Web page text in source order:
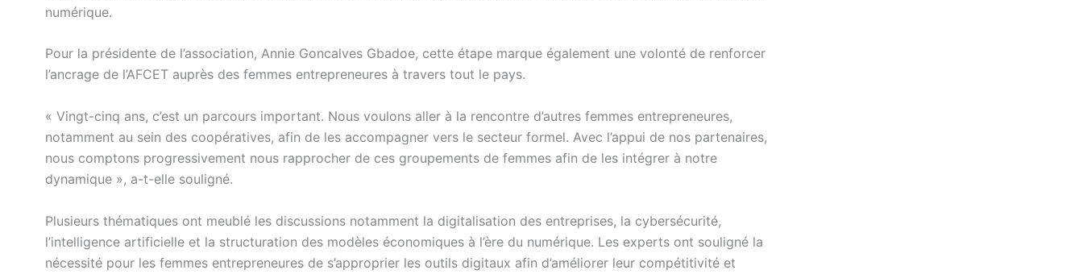
numérique.
Pour la présidente de l’association, Annie Goncalves Gbadoe, cette étape marque également une volonté de renforcer
l’ancrage de l’AFCET auprès des femmes entrepreneures à travers tout le pays.
« Vingt-cinq ans, c’est un parcours important. Nous voulons aller à la rencontre d’autres femmes entrepreneures,
notamment au sein des coopératives, afin de les accompagner vers le secteur formel. Avec l’appui de nos partenaires,
nous comptons progressivement nous rapprocher de ces groupements de femmes afin de les intégrer à notre
dynamique », a-t-elle souligné.
Plusieurs thématiques ont meublé les discussions notamment la digitalisation des entreprises, la cybersécurité,
l’intelligence artificielle et la structuration des modèles économiques à l’ère du numérique. Les experts ont souligné la
nécessité pour les femmes entrepreneures de s’approprier les outils digitaux afin d’améliorer leur compétitivité et